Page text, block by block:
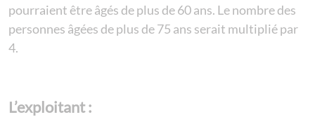
pourraient être âgés de plus de 60 ans. Le nombre des
personnes âgées de plus de 75 ans serait multiplié par
4.
L’exploitant :